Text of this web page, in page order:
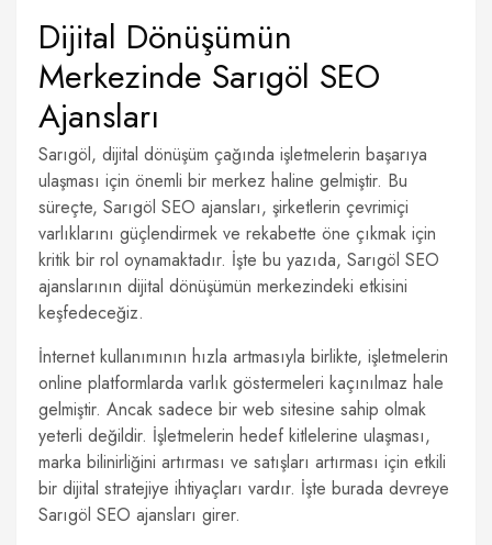
Dijital Dönüşümün
Merkezinde Sarıgöl SEO
Ajansları
Sarıgöl, dijital dönüşüm çağında işletmelerin başarıya
ulaşması için önemli bir merkez haline gelmiştir. Bu
süreçte, Sarıgöl SEO ajansları, şirketlerin çevrimiçi
varlıklarını güçlendirmek ve rekabette öne çıkmak için
kritik bir rol oynamaktadır. İşte bu yazıda, Sarıgöl SEO
ajanslarının dijital dönüşümün merkezindeki etkisini
keşfedeceğiz.
İnternet kullanımının hızla artmasıyla birlikte, işletmelerin
online platformlarda varlık göstermeleri kaçınılmaz hale
gelmiştir. Ancak sadece bir web sitesine sahip olmak
yeterli değildir. İşletmelerin hedef kitlelerine ulaşması,
marka bilinirliğini artırması ve satışları artırması için etkili
bir dijital stratejiye ihtiyaçları vardır. İşte burada devreye
Sarıgöl SEO ajansları girer.